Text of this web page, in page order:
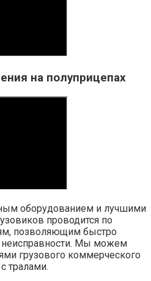
на полуприцепах
оборудованием и лучшими
проводится по
позволяющим быстро
Мы можем
грузового коммерческого
тралами.